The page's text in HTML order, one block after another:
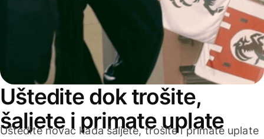
Uštedite dok trošite,
šaljete i primate uplate
Uštedite novac kada šaljete, trošite i primate uplate